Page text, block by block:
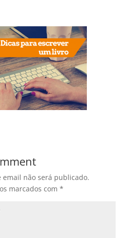
email não será publicado.
marcados com *